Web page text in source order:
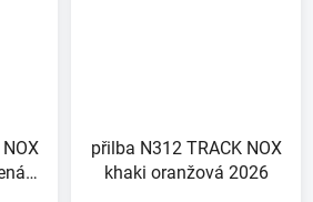
přilba N312 TRACK NOX
khaki oranžová 2026